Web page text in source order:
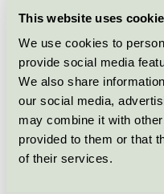
This website uses
We use cookies to
provide social media
We also share
our social media,
may combine it with
provided to them or that
of their services.
Svanen / DAX /
Dax Mild
(238-6)
Svanen / DAX